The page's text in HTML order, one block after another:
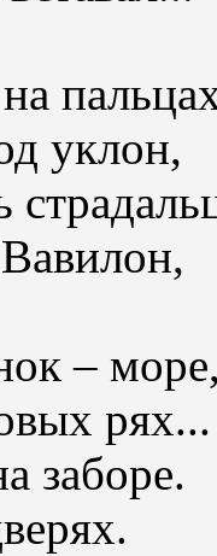
уклон,
–
рях...
заборе.